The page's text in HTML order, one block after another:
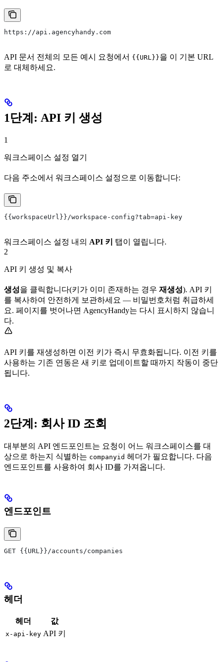
https://api.agencyhandy.com
API 문서 전체의 모든 예시 요청에서 {{URL}}을 이 기본 URL
로 대체하세요.
1단계: API 키 생성
1
워크스페이스 설정 열기
다음 주소에서 워크스페이스 설정으로 이동합니다:
{{workspaceUrl}}/workspace-config?tab=api-key
워크스페이스 설정 내의 API 키
탭이 열립니다.
2
API 키 생성 및 복사
생성을 클릭합니다(키가 이미 존재하는 경우 재생성). API 키
를 복사하여 안전하게 보관하세요 — 비밀번호처럼 취급하세
요. 페이지를 벗어나면 AgencyHandy는 다시 표시하지 않습니
다.
API 키를 재생성하면 이전 키가 즉시 무효화됩니다. 이전 키를
사용하는 기존 연동은 새 키로 업데이트할 때까지 작동이 중단
됩니다.
2단계: 회사 ID 조회
대부분의 API 엔드포인트는 요청이 어느 워크스페이스를 대
상으로 하는지 식별하는 companyid 헤더가 필요합니다. 다음
엔드포인트를 사용하여 회사 ID를 가져옵니다.
엔드포인트
GET {{URL}}/accounts/companies
헤더
헤더 값
x-api-key API 키